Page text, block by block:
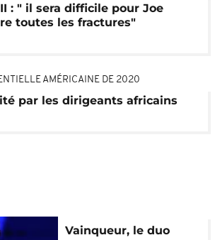
: " il sera difficile pour Joe
toutes les fractures"
AMÉRICAINE DE 2020
par les dirigeants africains
Vainqueur, le duo